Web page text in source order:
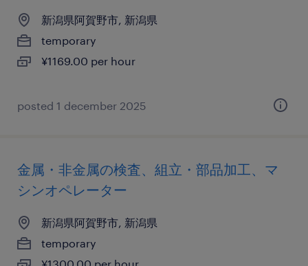
新潟県阿賀野市, 新潟県
temporary
¥1169.00 per hour
posted 1 december 2025
金属・非金属の検査、組立・部品加工、マ
シンオペレーター
新潟県阿賀野市, 新潟県
temporary